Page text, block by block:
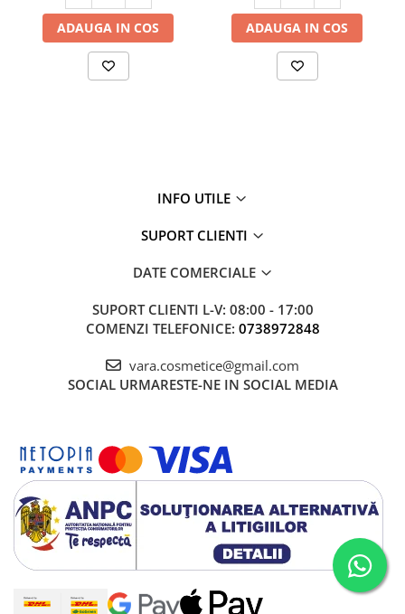
ADAUGA IN COS ADAUGA IN COS
INFO UTILE
SUPORT CLIENTI
DATE COMERCIALE
SUPORT CLIENTI L-V: 08:00 - 17:00
COMENZI TELEFONICE: 0738972848
vara.cosmetice@gmail.com
SOCIAL URMARESTE-NE IN SOCIAL MEDIA